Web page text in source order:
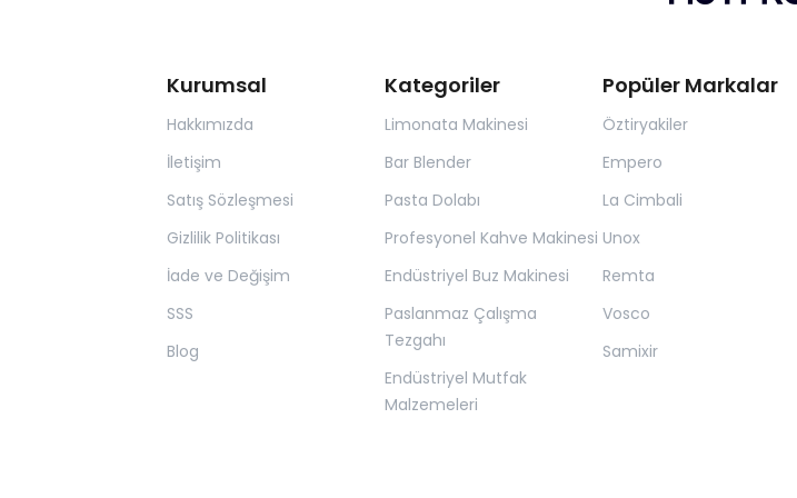
Kurumsal
Hakkımızda
İletişim
Satış Sözleşmesi
Gizlilik Politikası
İade ve Değişim
SSS
Blog
Kategoriler
Limonata Makinesi
Bar Blender
Pasta Dolabı
Profesyonel Kahve Makinesi
Endüstriyel Buz Makinesi
Paslanmaz Çalışma
Tezgahı
Endüstriyel Mutfak
Malzemeleri
Popüler Markalar
Öztiryakiler
Empero
La Cimbali
Unox
Remta
Vosco
Samixir